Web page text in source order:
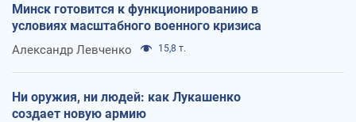
Минск готовится к функционированию в
условиях масштабного военного кризиса
Александр Левченко 15,8 т.
Ни оружия, ни людей: как Лукашенко
создает новую армию